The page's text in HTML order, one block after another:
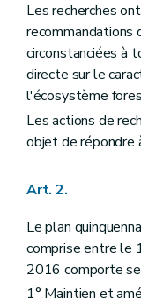
Les recherches
recommandations
circonstanciées à
directe sur le
l'écosystème
Les actions de
objet de répondre
Art. 2.
Le plan
comprise entre le
2016 comporte
1° Maintien et